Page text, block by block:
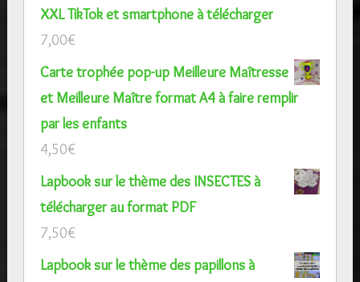
XXL TikTok et smartphone à télécharger
7,00€
Carte trophée pop-up Meilleure Maîtresse
et Meilleure Maître format A4 à faire remplir
par les enfants
4,50€
Lapbook sur le thème des INSECTES à
télécharger au format PDF
7,50€
Lapbook sur le thème des papillons à